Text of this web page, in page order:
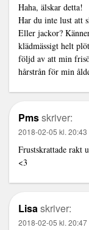
Haha, älskar detta!
Har du inte lust att
Eller jackor?
klädmässigt helt
följd av att min
hårstrån för min
Pmsskriver:
2018-02-05 kl. 20:43
Frustskrattade rakt
<3
Lisa skriver:
2018-02-05 kl. 20:47